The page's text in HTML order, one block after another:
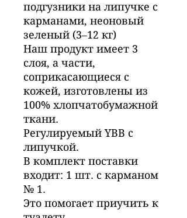
подгузники на липучке с
карманами, неоновый
зеленый (3–12 кг)
Наш продукт имеет 3
слоя, а части,
соприкасающиеся с
кожей, изготовлены из
100% хлопчатобумажной
ткани.
Регулируемый YBB с
липучкой.
В комплект поставки
входит: 1 шт. с карманом
№ 1.
Это помогает приучить к